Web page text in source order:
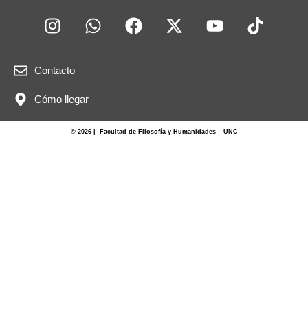
Contacto
Cómo llegar
© 2026 | Facultad de Filosofía y Humanidades – UNC